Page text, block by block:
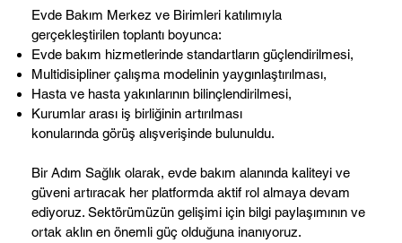
Evde Bakım Merkez ve Birimleri katılımıyla
gerçekleştirilen toplantı boyunca:
Evde bakım hizmetlerinde standartların güçlendirilmesi,
Multidisipliner çalışma modelinin yaygınlaştırılması,
Hasta ve hasta yakınlarının bilinçlendirilmesi,
Kurumlar arası iş birliğinin artırılması
konularında görüş alışverişinde bulunuldu.
Bir Adım Sağlık olarak, evde bakım alanında kaliteyi ve
güveni artıracak her platformda aktif rol almaya devam
ediyoruz. Sektörümüzün gelişimi için bilgi paylaşımının ve
ortak aklın en önemli güç olduğuna inanıyoruz.